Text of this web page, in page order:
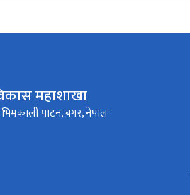
महाशाखा
पाटन, बगर, नेपाल